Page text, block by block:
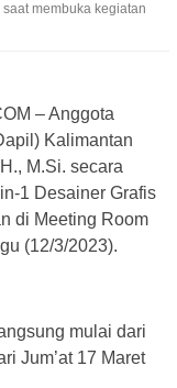
membuka kegiatan
– Anggota
Kalimantan
M.Si. secara
1 Desainer Grafis
di Meeting Room
(12/3/2023).
mulai dari
Jum’at 17 Maret